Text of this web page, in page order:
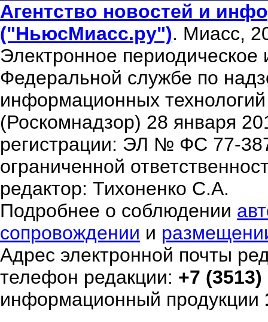
Агентство новостей и
("НьюсМиасс.ру"). Миасс,
Электронное периодическое
Федеральной службе по
информационных
(Роскомнадзор) 28 января
регистрации: ЭЛ № ФС 77-
ограниченной
редактор: Тихоненко С.А.
Подробнее о соблюдении
сопровождении и
Адрес электронной почты
телефон редакции: +7
информационный продукции